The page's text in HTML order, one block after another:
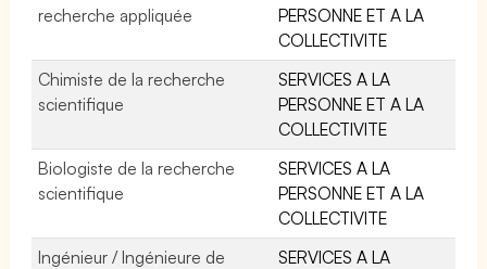
recherche appliquée
PERSONNE ET A LA
COLLECTIVITE
Chimiste de la recherche
scientifique
SERVICES A LA
PERSONNE ET A LA
COLLECTIVITE
Biologiste de la recherche
scientifique
SERVICES A LA
PERSONNE ET A LA
COLLECTIVITE
Ingénieur / Ingénieure de
SERVICES A LA